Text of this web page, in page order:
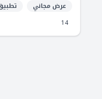
عرض مجاني
14